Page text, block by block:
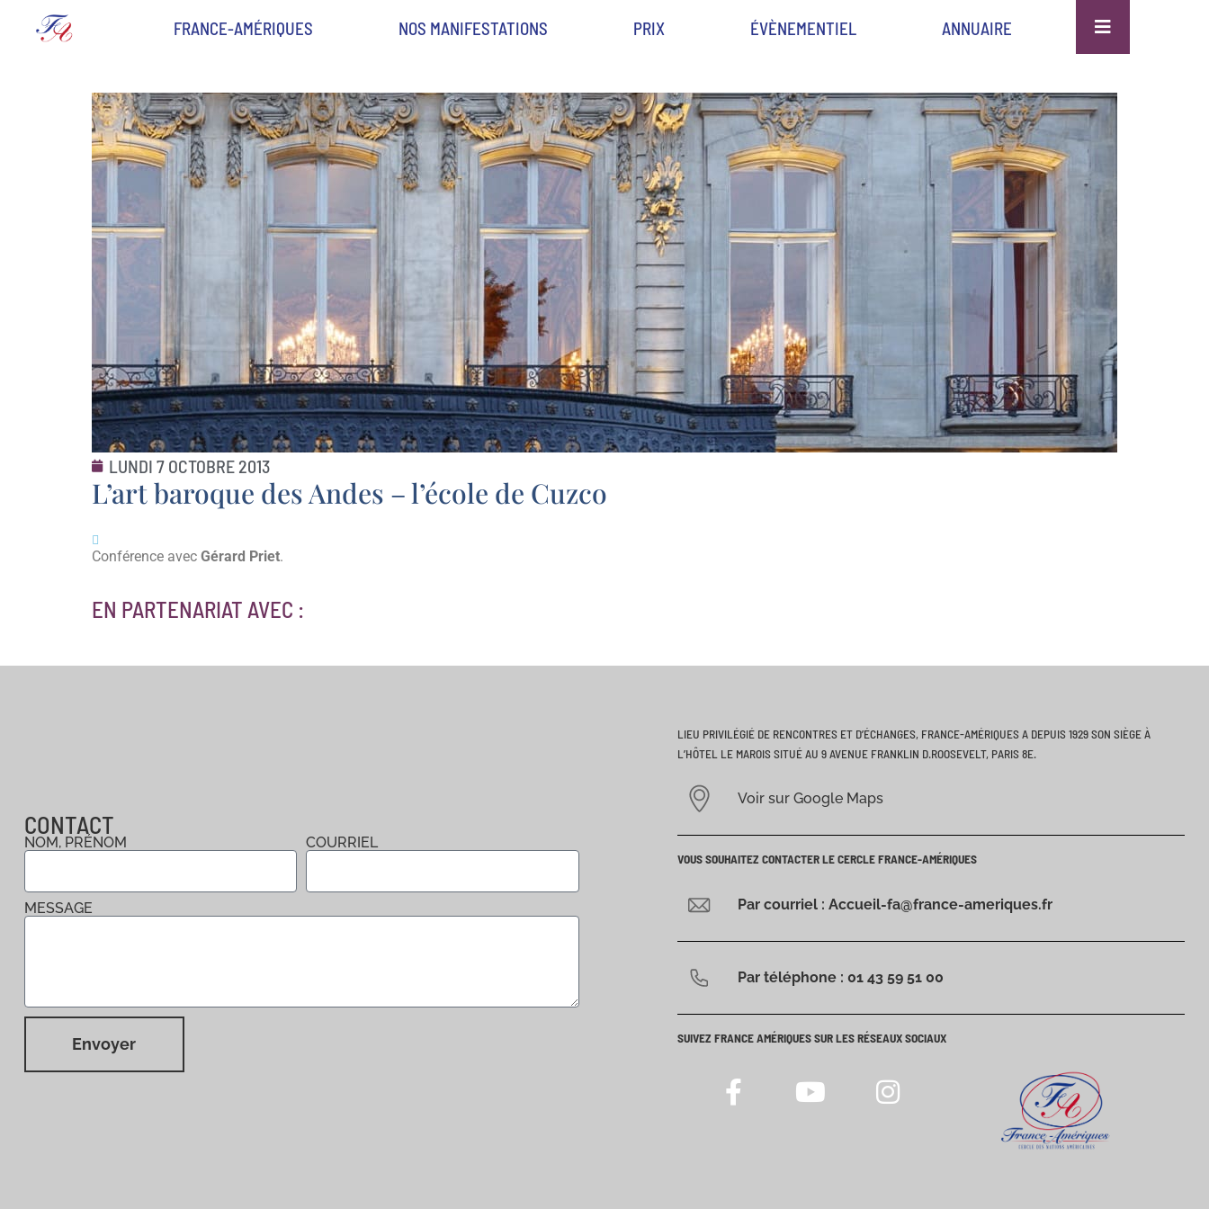
FRANCE-AMÉRIQUES NOS MANIFESTATIONS PRIX ÉVÈNEMENTIEL ANNUAIRE
LUNDI 7 OCTOBRE 2013
L’art baroque des Andes – l’école de Cuzco
Conférence avec Gérard Priet.
EN PARTENARIAT AVEC :
CONTACT
NOM, PRÉNOM COURRIEL
MESSAGE
Envoyer
LIEU PRIVILÉGIÉ DE RENCONTRES ET D’ÉCHANGES, FRANCE-AMÉRIQUES A DEPUIS 1929 SON SIÈGE À
L’HÔTEL LE MAROIS SITUÉ AU 9 AVENUE FRANKLIN D.ROOSEVELT, PARIS 8E.
Voir sur Google Maps
VOUS SOUHAITEZ CONTACTER LE CERCLE FRANCE-AMÉRIQUES
Par courriel : Accueil-fa@france-ameriques.fr
Par téléphone : 01 43 59 51 00
SUIVEZ FRANCE AMÉRIQUES SUR LES RÉSEAUX SOCIAUX